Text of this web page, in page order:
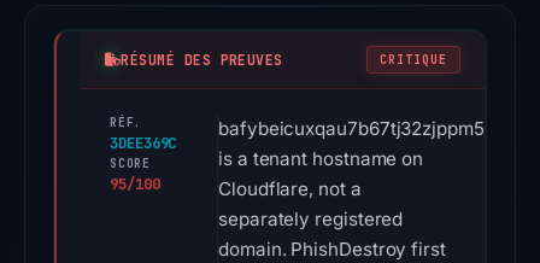
RÉSUMÉ DES PREUVES CRITIQUE
RÉF.
3DEE369C
SCORE
95/100
is a tenant hostname on
Cloudflare, not a
separately registered
domain. PhishDestroy first